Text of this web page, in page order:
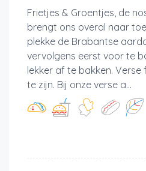
Frietjes & Groentjes, de
brengt ons overal naar
plekke de Brabantse
vervolgens eerst voor te
lekker af te bakken.
te zijn. Bij onze verse a...